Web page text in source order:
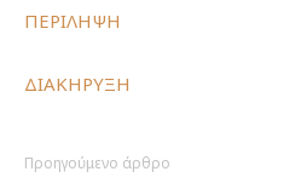
ΠΕΡΙΛΗΨΗ
ΔΙΑΚΗΡΥΞΗ
Προηγούμενο άρθρο